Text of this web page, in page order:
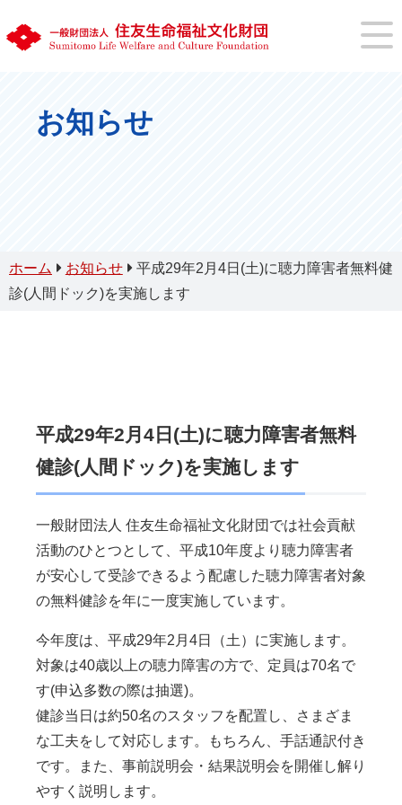
お知らせ
ホーム お知らせ
平成29年2月4日(土)に聴力障害者無料健
診(人間ドック)を実施します
平成29年2月4日(土)に聴力障害者無料
健診(人間ドック)を実施します
一般財団法人 住友生命福祉文化財団では社会貢献
活動のひとつとして、平成10年度より聴力障害者
が安心して受診できるよう配慮した聴力障害者対象
の無料健診を年に一度実施しています。
今年度は、平成29年2月4日（土）に実施します。
対象は40歳以上の聴力障害の方で、定員は70名で
す(申込多数の際は抽選)。
健診当日は約50名のスタッフを配置し、さまざま
な工夫をして対応します。もちろん、手話通訳付き
です。また、事前説明会・結果説明会を開催し解り
やすく説明します。